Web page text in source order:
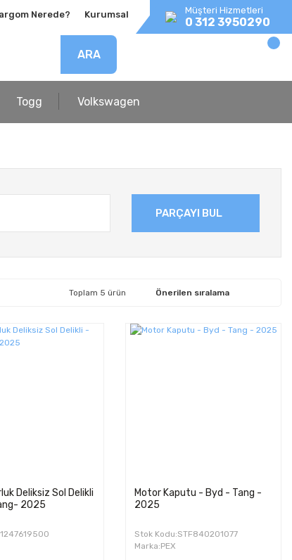
Nerede? Kurumsal Müşteri Hizmetleri
0 312 3950290
ARA
Togg Volkswagen
PARÇAYI BUL
Toplam 5 ürün
Deliksiz Sol Delikli
2025
Motor Kaputu - Byd - Tang -
2025
Stok Kodu:STF840201077
Marka:PEX